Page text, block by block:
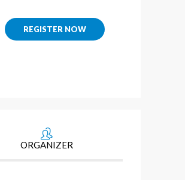
REGISTER NOW
ORGANIZER